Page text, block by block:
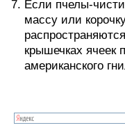
Если пчелы-
массу или
крышечках ячеек
американского